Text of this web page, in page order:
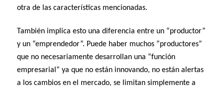
otra de las características mencionadas.
También implica esto una diferencia entre un “productor”
y un “emprendedor”. Puede haber muchos “productores”
que no necesariamente desarrollan una “función
empresarial” ya que no están innovando, no están alertas
a los cambios en el mercado, se limitan simplemente a